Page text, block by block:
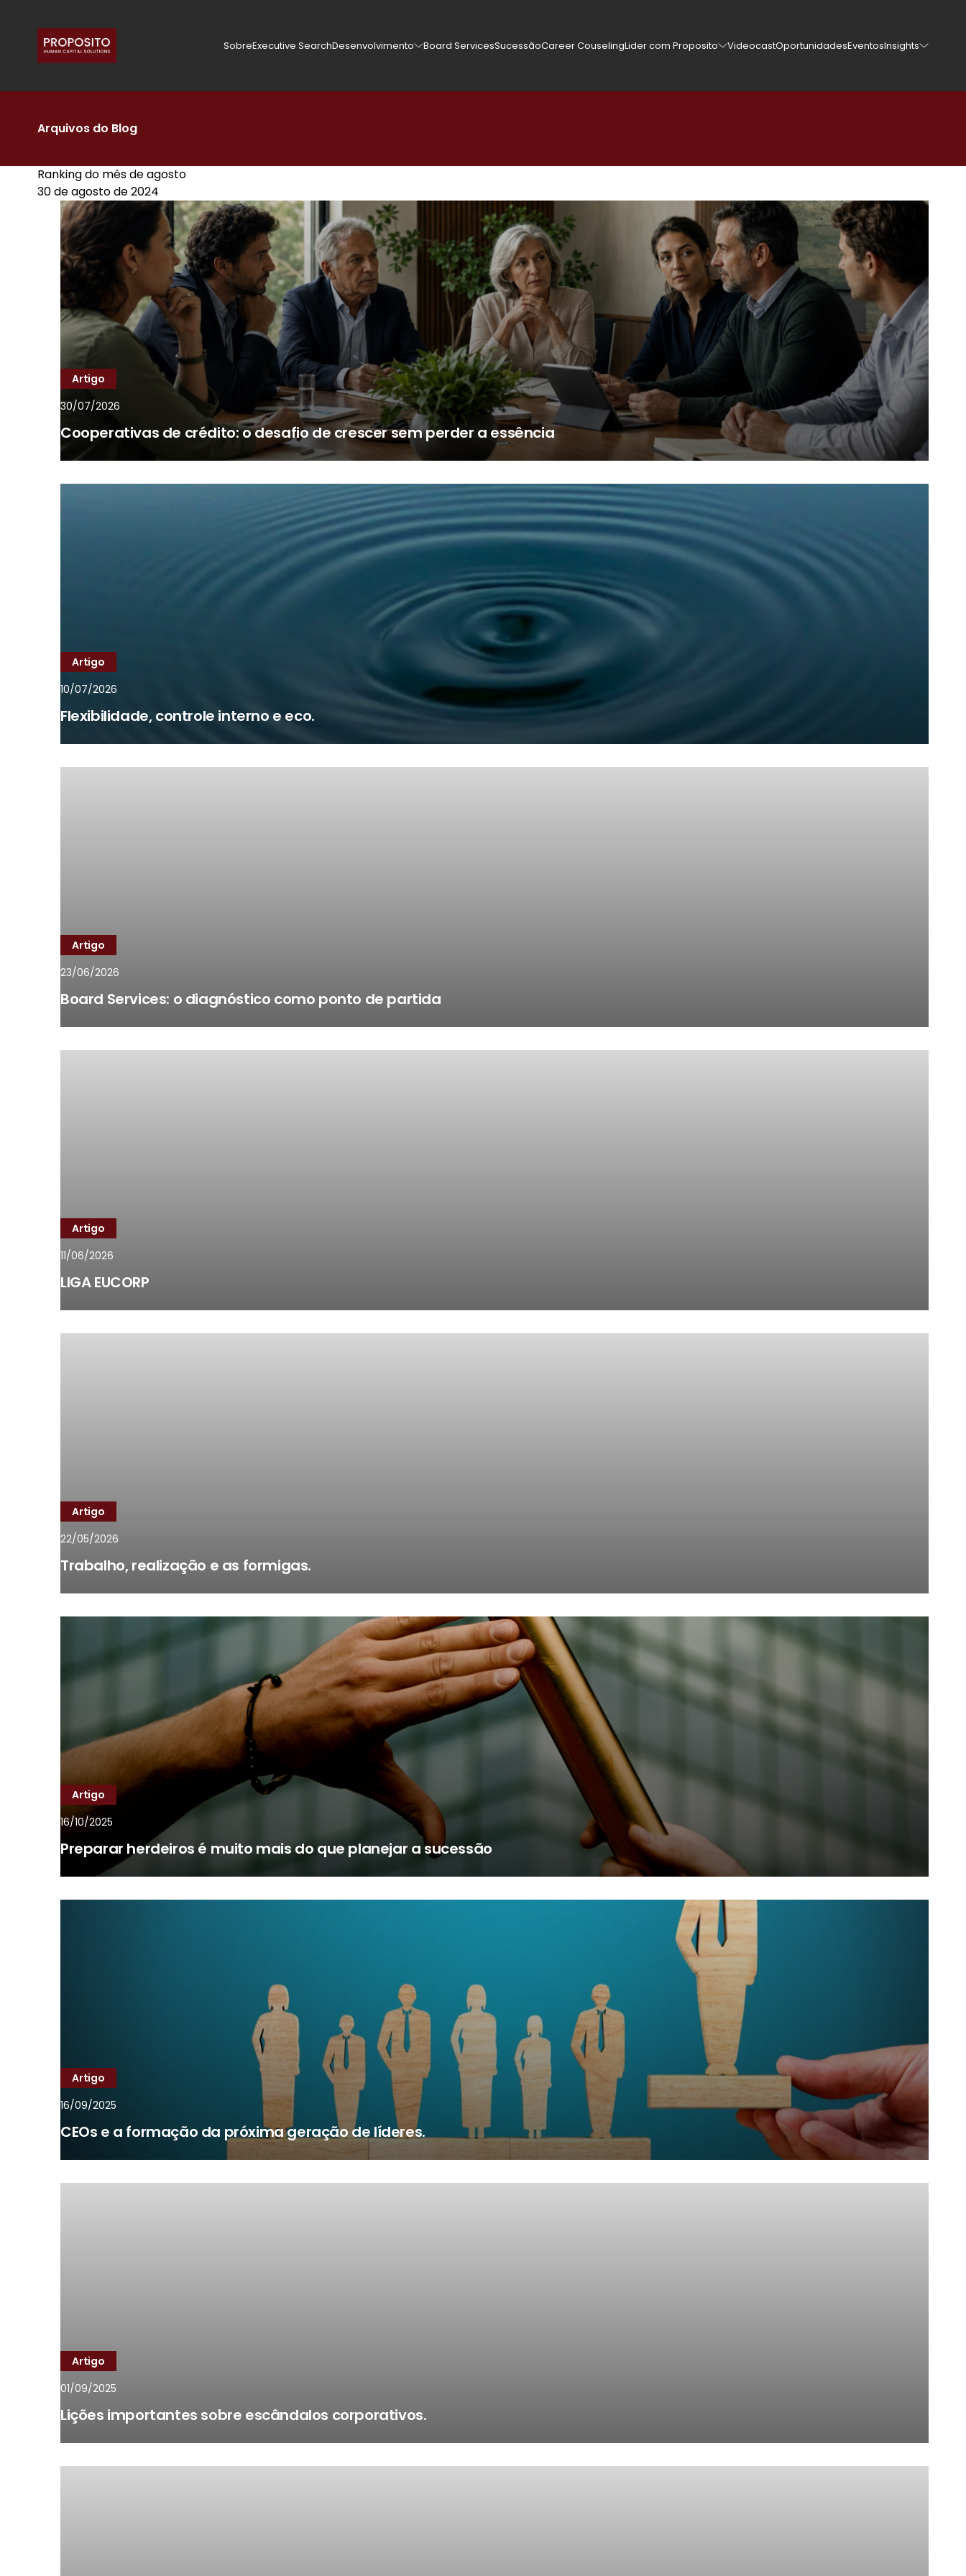
SobreExecutive SearchDesenvolvimento Board ServicesSucessãoCareer CouselingLider com Proposito VideocastOportunidadesEventosInsights
Arquivos do Blog
Ranking do mês de agosto
30 de agosto de 2024
Artigo
30/07/2026
Cooperativas de crédito: o desafio de crescer sem perder a essência
Artigo
10/07/2026
Flexibilidade, controle interno e eco.
Artigo
23/06/2026
Board Services: o diagnóstico como ponto de partida
Artigo
11/06/2026
LIGA EUCORP
Artigo
22/05/2026
Trabalho, realização e as formigas.
Artigo
16/10/2025
Preparar herdeiros é muito mais do que planejar a sucessão
Artigo
16/09/2025
CEOs e a formação da próxima geração de líderes.
Artigo
01/09/2025
Lições importantes sobre escândalos corporativos.